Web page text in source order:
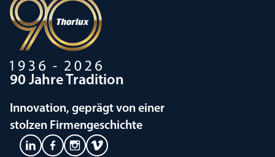
90 Jahre Tradition
Innovation, geprägt von einer
stolzen Firmengeschichte